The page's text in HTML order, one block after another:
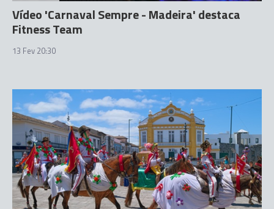
Vídeo 'Carnaval Sempre - Madeira' destaca
Fitness Team
13 Fev 20:30